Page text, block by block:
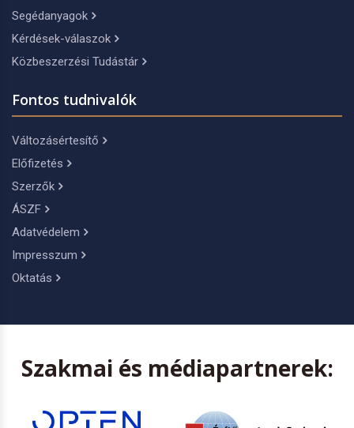
Segédanyagok
Kérdések-válaszok
Közbeszerzési Tudástár
Fontos tudnivalók
Változásértesítő
Előfizetés
Szerzők
ÁSZF
Adatvédelem
Impresszum
Oktatás
Szakmai és médiapartnerek: